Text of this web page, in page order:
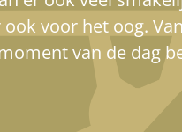
voor het oog.
van de dag